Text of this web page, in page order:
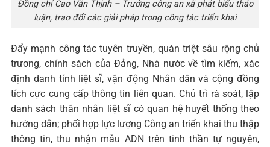
Đồng chí Cao Văn Thịnh – Trưởng công an xã phát biểu thảo
luận, trao đổi các giải pháp trong công tác triển khai
Đẩy mạnh công tác tuyên truyền, quán triệt sâu rộng chủ
trương, chính sách của Đảng, Nhà nước về tìm kiếm, xác
định danh tính liệt sĩ, vận động Nhân dân và cộng đồng
tích cực cung cấp thông tin liên quan. Chủ trì rà soát, lập
danh sách thân nhân liệt sĩ có quan hệ huyết thống theo
hướng dẫn; phối hợp lực lượng Công an triển khai thu thập
thông tin, thu nhận mẫu ADN trên tinh thần tự nguyện,